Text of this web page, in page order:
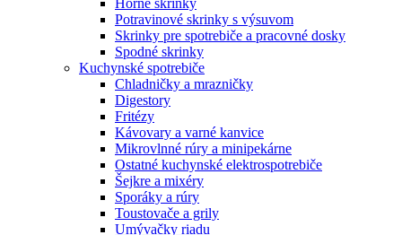
Potravinové skrinky s výsuvom
Skrinky pre spotrebiče a pracovné dosky
Spodné skrinky
Kuchynské spotrebiče
Chladničky a mrazničky
Digestory
Fritézy
Kávovary a varné kanvice
Mikrovlnné rúry a minipekárne
Ostatné kuchynské elektrospotrebiče
Šejkre a mixéry
Sporáky a rúry
Toustovače a grily
Umývačky riadu